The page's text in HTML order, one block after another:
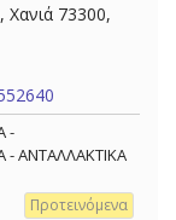
73300,
-
- ΑΝΤΑΛΛΑΚΤΙΚΑ
Προτεινόμενα